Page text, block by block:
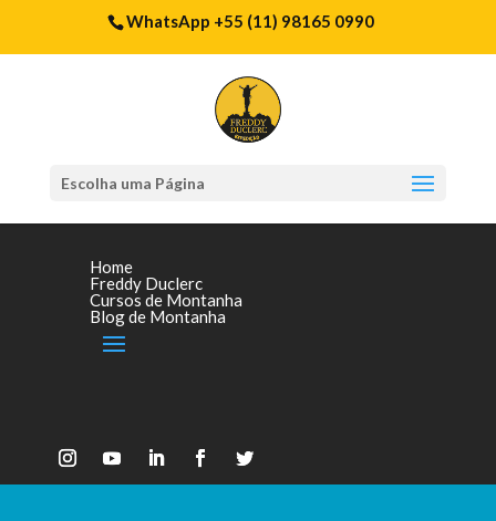
WhatsApp +55 (11) 98165 0990
Escolha uma Página
Home
Freddy Duclerc
Cursos de Montanha
Blog de Montanha